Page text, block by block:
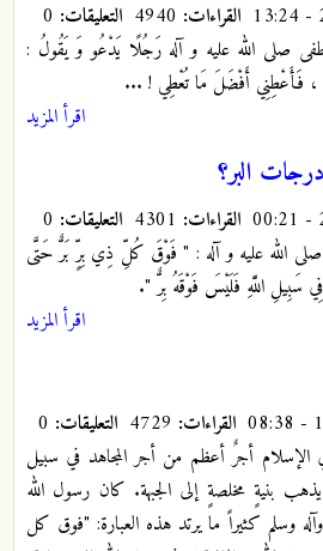
القراءات: التعليقات:
صلى الله عليه و آله رَجُلًا يَدْعُو وَ يَقُولُ :
، فَأَعْطِنِي أَفْضَلَ مَا تُعْطِي ! ...
اقرأ المزيد
البر؟
القراءات: التعليقات:
الله عليه و آله : "‏ فَوْقَ كُلِّ ذِي بِرٍّ بَرٌّ حَتَّى
سَبِيلِ اللَّهِ فَلَيْسَ فَوْقَهُ بِرٌّ ".
اقرأ المزيد
القراءات: التعليقات:
أجرٌ أعظم من أجر المجاهد في سبيل
بنيةٍ مخلصةٍ إلى الجبهة. كان رسول الله
وسلم كثيراً ما يرتد هذه العبارة: "فوق كل